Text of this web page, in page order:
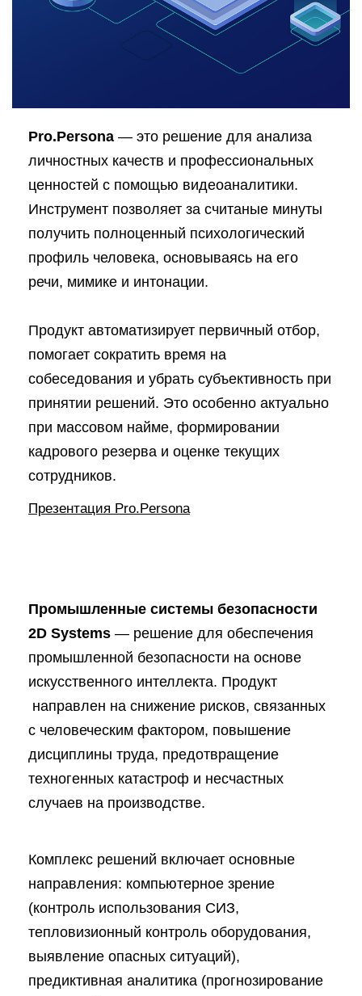
Pro.Persona — это решение для анализа
личностных качеств и профессиональных
ценностей с помощью видеоаналитики.
Инструмент позволяет за считаные минуты
получить полноценный психологический
профиль человека, основываясь на его
речи, мимике и интонации.
Продукт автоматизирует первичный отбор,
помогает сократить время на
собеседования и убрать субъективность при
принятии решений. Это особенно актуально
при массовом найме, формировании
кадрового резерва и оценке текущих
сотрудников.
Презентация Pro.Persona
Промышленные системы безопасности
2D Systems — решение для обеспечения
промышленной безопасности на основе
искусственного интеллекта. Продукт
направлен на снижение рисков, связанных
с человеческим фактором, повышение
дисциплины труда, предотвращение
техногенных катастроф и несчастных
случаев на производстве.
Комплекс решений включает основные
направления: компьютерное зрение
(контроль использования СИЗ,
тепловизионный контроль оборудования,
выявление опасных ситуаций),
предиктивная аналитика (прогнозирование